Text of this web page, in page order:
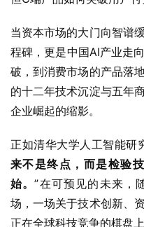
当资本市场的大门向智谱
程碑，更是中国AI产业走
破，到消费市场的产品落
的十二年技术沉淀与五年
企业崛起的缩影。
正如清华大学人工智能研
来不是终点，而是检验
始。”在可预见的未来，
场，一场关于技术创新、
正在全球科技竞争的棋盘上